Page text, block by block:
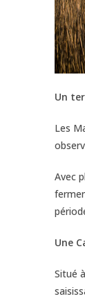
Un
Les
Avec
Une
Situé